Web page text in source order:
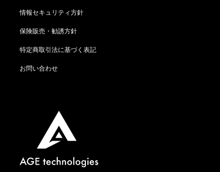
情報セキュリティ方針
保険販売・勧誘方針
特定商取引法に基づく表記
お問い合わせ